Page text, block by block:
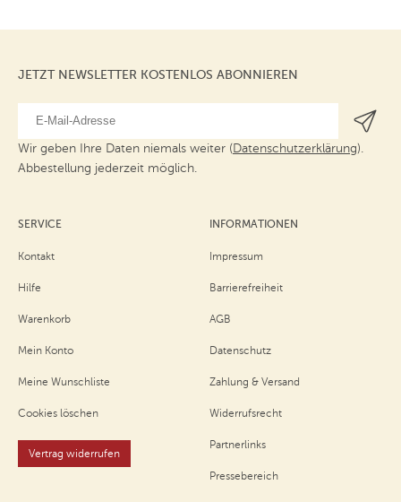
JETZT NEWSLETTER KOSTENLOS ABONNIEREN
Wir geben Ihre Daten niemals weiter (Datenschutzerklärung).
Abbestellung jederzeit möglich.
SERVICE
Kontakt
Hilfe
Warenkorb
Mein Konto
Meine Wunschliste
Cookies löschen
Vertrag widerrufen
INFORMATIONEN
Impressum
Barrierefreiheit
AGB
Datenschutz
Zahlung & Versand
Widerrufsrecht
Partnerlinks
Pressebereich